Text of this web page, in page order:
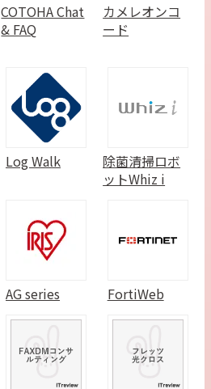
COTOHA Chat
& FAQ
カメレオンコ
ード
Log Walk
除菌清掃ロボ
ットWhiz i
AG series FortiWeb